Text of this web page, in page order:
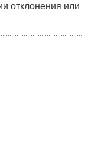
отклонения или